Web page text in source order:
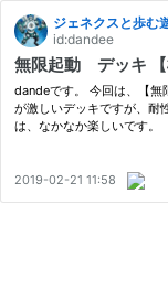
ジェネクスと歩む
id:dandee
無限起動 デッキ 【
dandeです。 今回は、【無
が激しいデッキですが、耐
は、なかなか楽しいです。
レシ…
2019-02-21 11:58